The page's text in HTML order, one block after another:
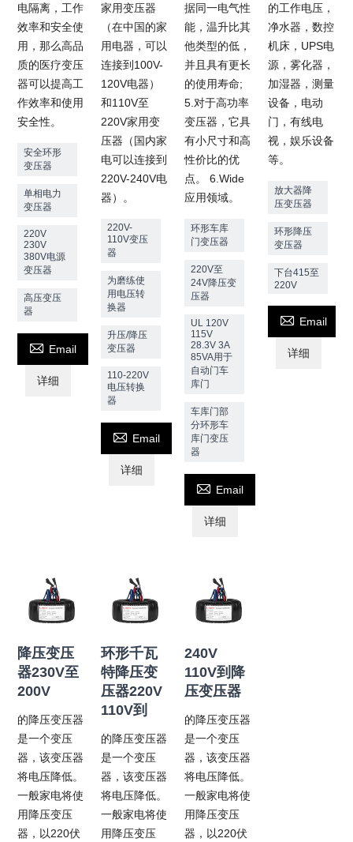
电隔离，工作
效率和安全使
用，那么高品
质的医疗变压
器可以提高工
作效率和使用
安全性。
安全环形
变压器
单相电力
变压器
220V
230V
380V电源
变压器
高压变压
器
 Email
详细
家用变压器
（在中国的家
用电器，可以
连接到100V-
120V电器）
和110V至
220V家用变
压器（国内家
电可以连接到
220V-240V电
器）。
220V-
110V变压
器
为磨练使
用电压转
换器
升压/降压
变压器
110-220V
电压转换
器
 Email
详细
据同一电气性
能，温升比其
他类型的低，
并且具有更长
的使用寿命;
5.对于高功率
变压器，它具
有小尺寸和高
性价比的优
点。 6.Wide
应用领域。
环形车库
门变压器
220V至
24V降压变
压器
UL 120V
115V
28.3V 3A
85VA用于
自动门车
库门
车库门部
分环形车
库门变压
器
 Email
详细
的工作电压，
净水器，数控
机床，UPS电
源，雾化器，
加湿器，测量
设备，电动
门，有线电
视，娱乐设备
等。
放大器降
压变压器
环形降压
变压器
下台415至
220V
 Email
详细
降压变压
器230V至
200V
的降压变压器
是一个变压
器，该变压器
将电压降低。
一般家电将使
用降压变压
器，以220伏
环形千瓦
特降压变
压器220V
110V到
的降压变压器
是一个变压
器，该变压器
将电压降低。
一般家电将使
用降压变压
240V
110V到降
压变压器
的降压变压器
是一个变压
器，该变压器
将电压降低。
一般家电将使
用降压变压
器，以220伏